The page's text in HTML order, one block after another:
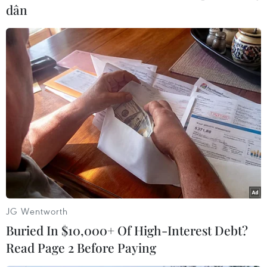
Cùng với nhà chính, huyện Nam Trà My đang
tiếp tục xây dựng cho mỗi gia đình tái định cư
một nhà bếp, nhà vệ sinh, đảm bảo chỗ ở mới
của bà con tốt hơn so với nơi ở cũ.
Các hạng mục hạ tầng dân sinh thiết yếu như
điện thắp sáng, nước sạch phục vụ sinh hoạt,
nhà sinh hoạt văn hóa cộng đồng, trường mẫu
giáo, đường giao thông liên gia, khôi phục đất
canh tác đang được gấp rút thi công./.
dân
JG Wentworth
Buried In $10,000+ Of High-Interest Debt?
Read Page 2 Before Paying